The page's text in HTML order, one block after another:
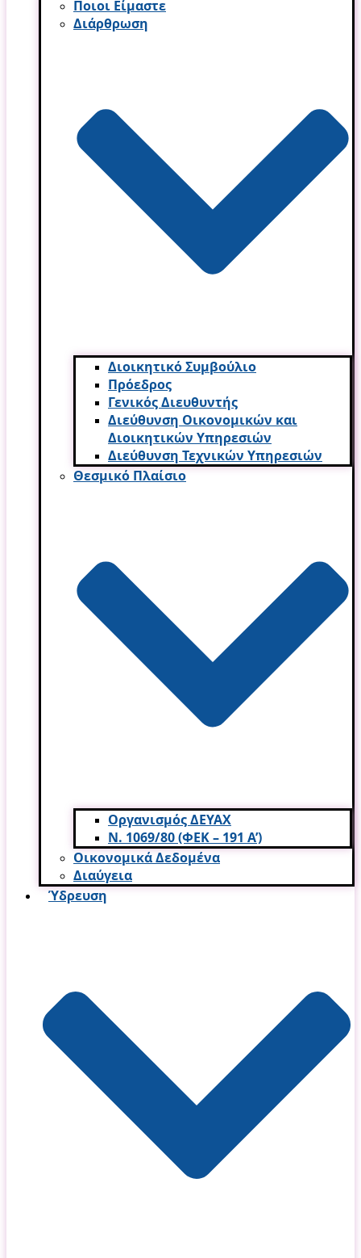
Ποιοι Είμαστε
Διάρθρωση
Διοικητικό Συμβούλιο
Πρόεδρος
Γενικός Διευθυντής
Διεύθυνση Οικονομικών και
Διοικητικών Υπηρεσι­ών
Διεύθυνση Τεχνικών Υπηρεσιών
Θεσμικό Πλαίσιο
Οργανισμός ΔΕΥΑΧ
Ν. 1069/80 (ΦΕΚ – 191 Α’)
Οικονομικά Δεδομένα
Διαύγεια
Ύδρευση